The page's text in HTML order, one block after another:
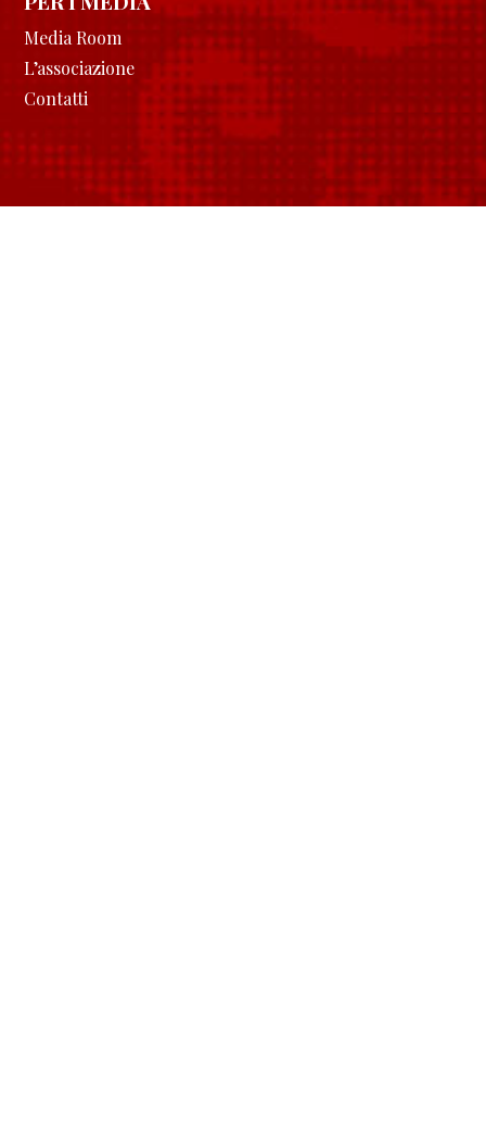
Media Room
L’associazione
Contatti